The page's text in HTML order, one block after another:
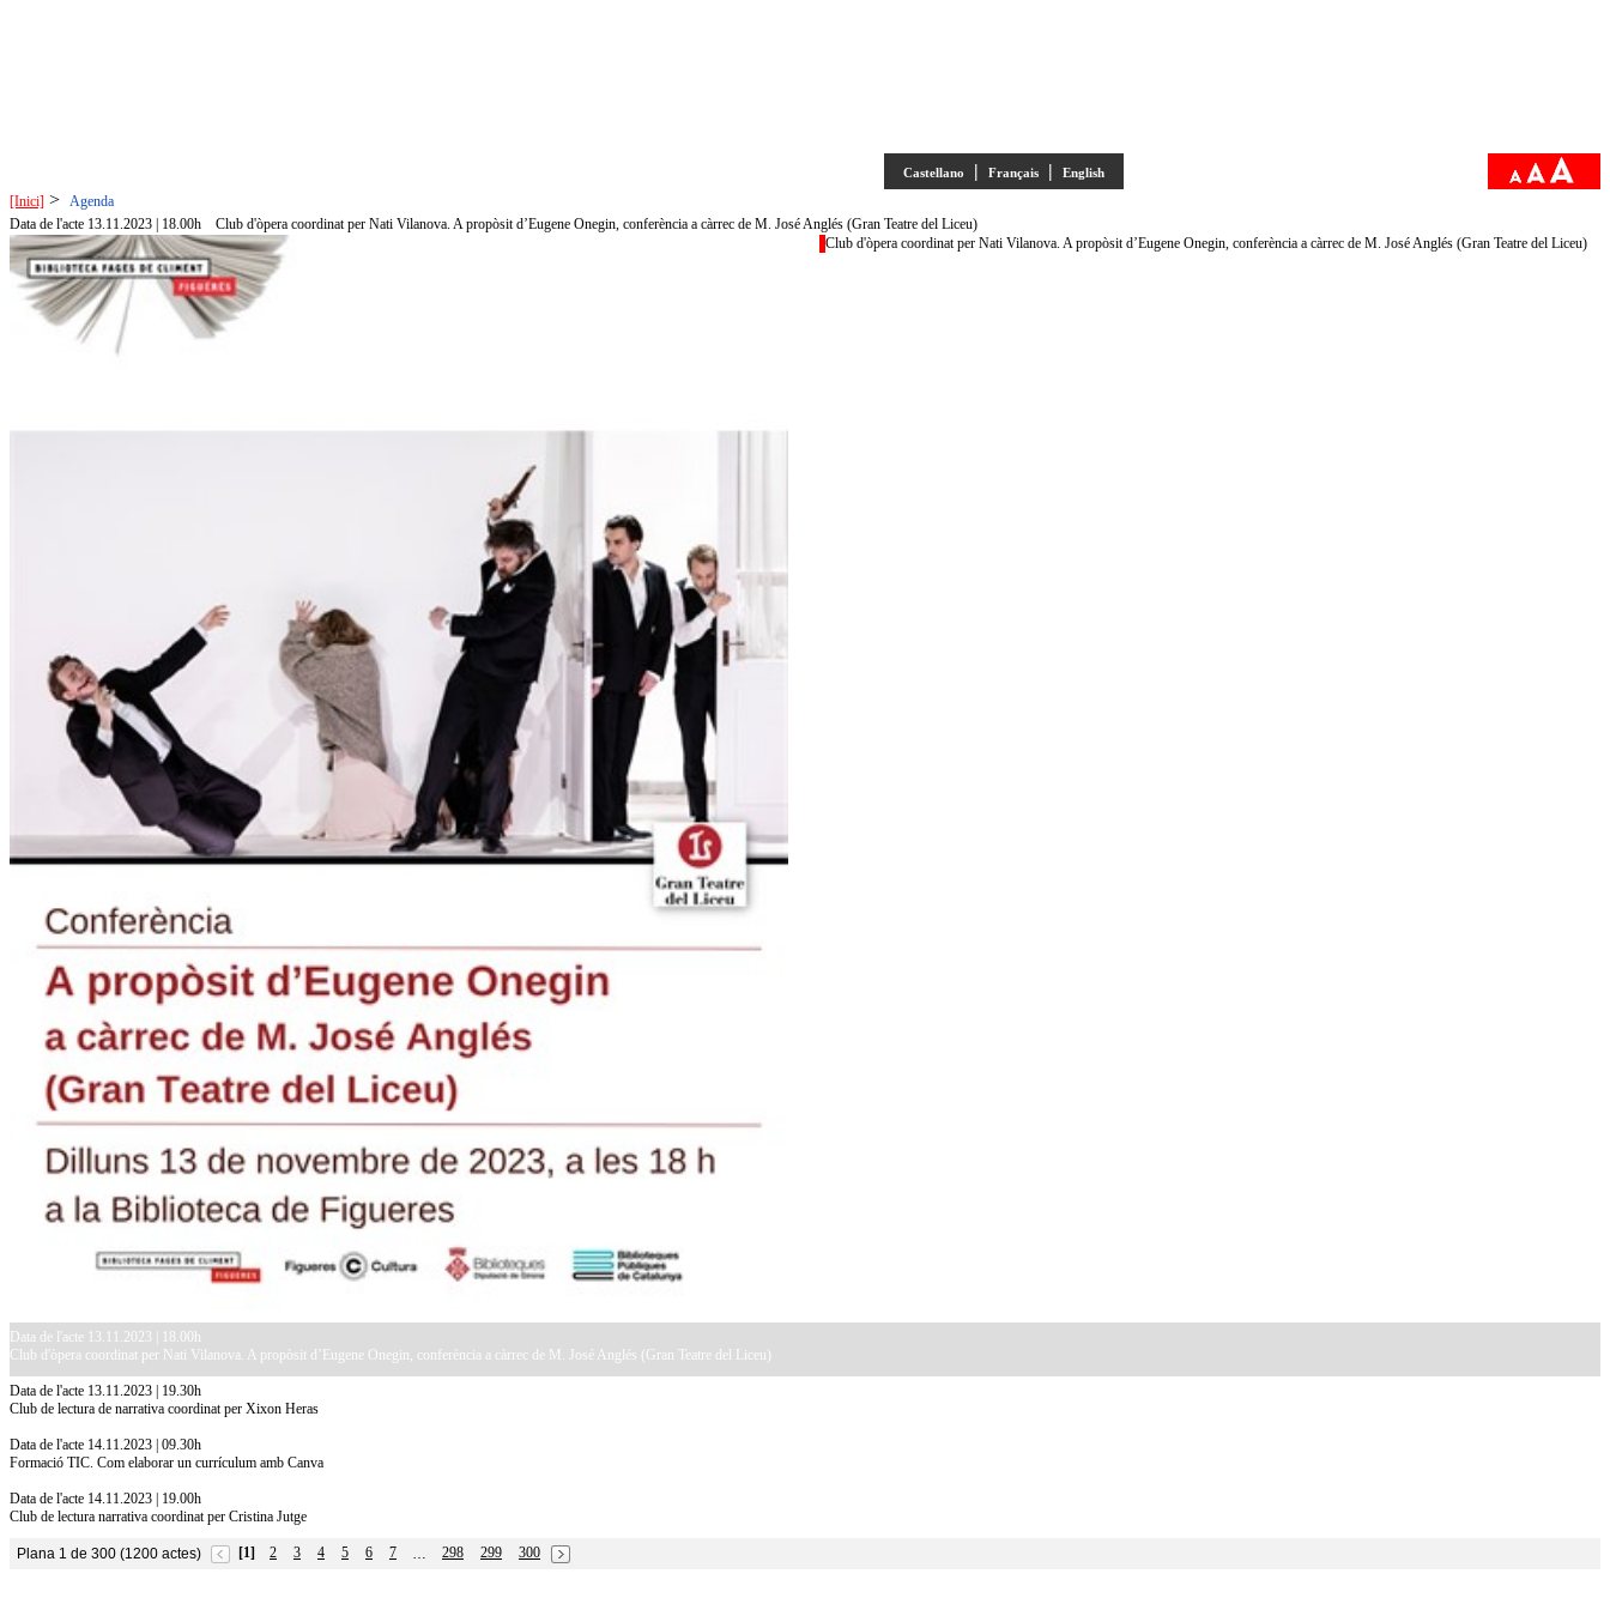
Castellano | Français | English
[Inici] > Agenda
Data de l'acte 13.11.2023 | 18.00h
Club d'òpera coordinat per Nati Vilanova. A propòsit d’Eugene Onegin, conferència a càrrec de M. José Anglés (Gran Teatre del Liceu)
Club d'òpera coordinat per Nati Vilanova. A propòsit d’Eugene Onegin, conferència a càrrec de M. José Anglés (Gran Teatre del Liceu)
Data de l'acte 13.11.2023 | 18.00h
Club d'òpera coordinat per Nati Vilanova. A propòsit d’Eugene Onegin, conferència a càrrec de M. José Anglés (Gran Teatre del Liceu)
Data de l'acte 13.11.2023 | 19.30h
Club de lectura de narrativa coordinat per Xixon Heras
Data de l'acte 14.11.2023 | 09.30h
Formació TIC. Com elaborar un currículum amb Canva
Data de l'acte 14.11.2023 | 19.00h
Club de lectura narrativa coordinat per Cristina Jutge
Plana 1 de 300 (1200 actes) [1] 2 3 4 5 6 7 … 298 299
300